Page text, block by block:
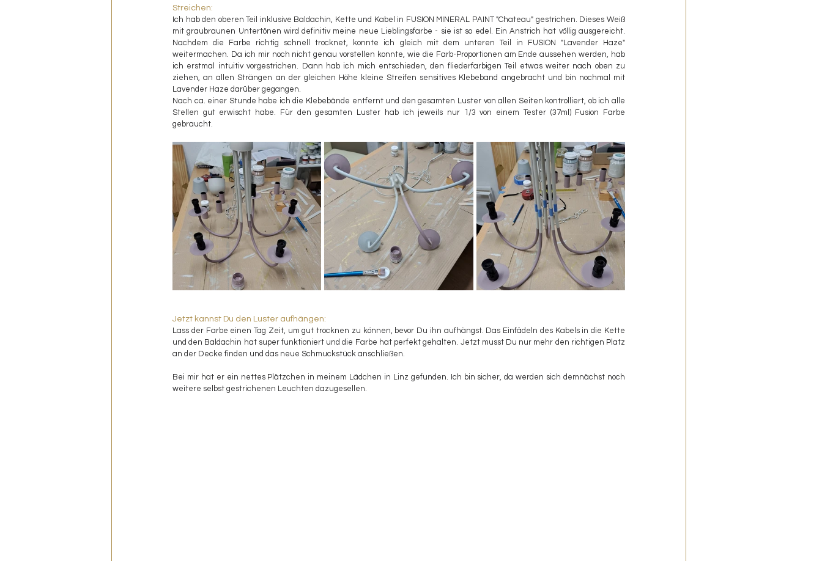
Streichen:
Ich hab den oberen Teil inklusive Baldachin, Kette und Kabel in FUSION MINERAL PAINT "Chateau" gestrichen. Dieses Weiß
mit graubraunen Untertönen wird definitiv meine neue Lieblingsfarbe - sie ist so edel. Ein Anstrich hat völlig ausgereicht.
Nachdem die Farbe richtig schnell trocknet, konnte ich gleich mit dem unteren Teil in FUSION "Lavender Haze"
weitermachen. Da ich mir noch nicht genau vorstellen konnte, wie die Farb-Proportionen am Ende aussehen werden, hab
ich erstmal intuitiv vorgestrichen. Dann hab ich mich entschieden, den fliederfarbigen Teil etwas weiter nach oben zu
ziehen, an allen Strängen an der gleichen Höhe kleine Streifen sensitives Klebeband angebracht und bin nochmal mit
Lavender Haze darüber gegangen.
Nach ca. einer Stunde habe ich die Klebebände entfernt und den gesamten Luster von allen Seiten kontrolliert, ob ich alle
Stellen gut erwischt habe. Für den gesamten Luster hab ich jeweils nur 1/3 von einem Tester (37ml) Fusion Farbe
gebraucht.
Jetzt kannst Du den Luster aufhängen:
Lass der Farbe einen Tag Zeit, um gut trocknen zu können, bevor Du ihn aufhängst. Das Einfädeln des Kabels in die Kette
und den Baldachin hat super funktioniert und die Farbe hat perfekt gehalten. Jetzt musst Du nur mehr den richtigen Platz
an der Decke finden und das neue Schmuckstück anschließen.
Bei mir hat er ein nettes Plätzchen in meinem Lädchen in Linz gefunden. Ich bin sicher, da werden sich demnächst noch
weitere selbst gestrichenen Leuchten dazugesellen.